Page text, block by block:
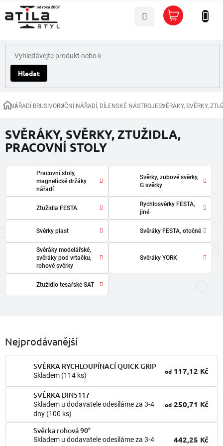
na
obsah
Hledat
Nákupní
košík
DomůNÁŘADÍ BRUSIVORUČNÍ NÁŘADÍ, DÍLENSKÉ NÁSTROJESVĚRÁKY, SVĚRKY,
SVĚRÁKY, SVĚRKY, ZTUŽIDLA,
PRACOVNÍ STOLY
Pracovní stoly,
magnetické držáky
nářadí
Svěrky, zubové svěrky,
G svěrky
Ztužidla FESTA
Rychlosvěrky FESTA,
jiné
Svěrky plast Svěráky FESTA, otočné
Svěráky modelářské,
svěráky pod vrtačku,
rohové svěrky
Svěráky YORK
Ztužidlo tesařské SAT
Nejprodávanější
SVĚRKA RYCHLOUPÍNACÍ QUICK GRIP
Skladem (114 ks)
od 117,12 Kč
SVĚRKA DIN5117
Skladem u dodavatele odesíláme za 3-4
dny (100 ks)
od 250,71 Kč
Svěrka rohová 90°
Skladem u dodavatele odesíláme za 3-4
442,25 Kč